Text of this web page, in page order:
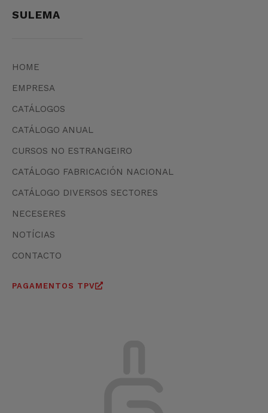
SULEMA
HOME
EMPRESA
CATÁLOGOS
CATÁLOGO ANUAL
CURSOS NO ESTRANGEIRO
CATÁLOGO FABRICACIÓN NACIONAL
CATÁLOGO DIVERSOS SECTORES
NECESERES
NOTÍCIAS
CONTACTO
PAGAMENTOS TPV